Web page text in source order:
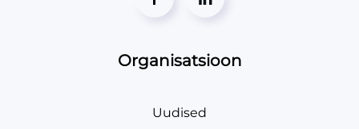
Organisatsioon
Uudised